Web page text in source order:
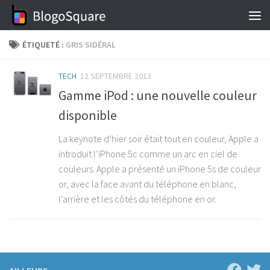
Skip to content
ÉTIQUETÉ : GRIS SIDÉRAL
TECH 12 SEPTEMBRE 2013
Gamme iPod : une nouvelle couleur
disponible
La keynote d’hier soir était tout en couleur, Apple a
introduit l’iPhone 5c comme un arc en ciel de
couleurs. Apple a présenté un iPhone 5s de couleur
or, avec la face avant du téléphone en blanc,
l’arrière et les côtés du téléphone en or.